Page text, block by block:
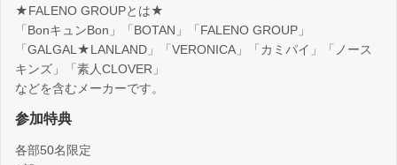
★FALENO GROUPとは★
「BonキュンBon」「BOTAN」「FALENO GROUP」
「GALGAL★LANLAND」「VERONICA」「カミパイ」「ノース
キンズ」「素人CLOVER」
などを含むメーカーです。
参加特典
各部50名限定